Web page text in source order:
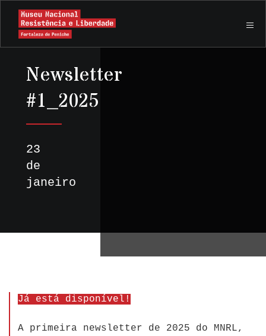
Newsletter
#1_2025
23
de
janeiro
Já está disponível!
A primeira newsletter de 2025 do MNRL,